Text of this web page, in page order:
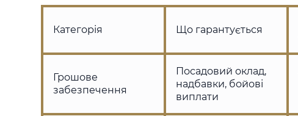
Категорія Що гарантується
Грошове
забезпечення
Посадовий оклад,
надбавки, бойові
виплати